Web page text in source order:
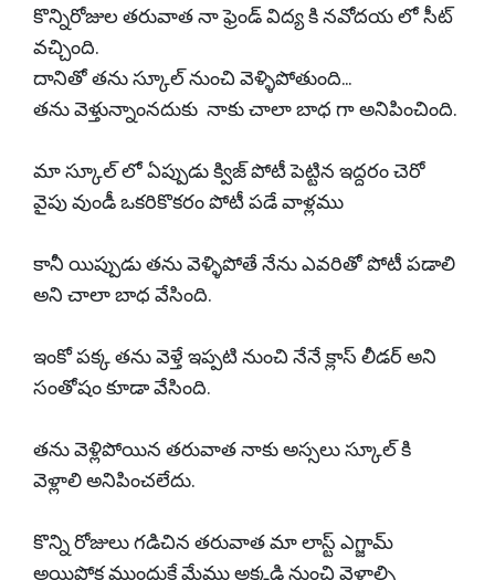
కొన్నిరోజుల తరువాత నా ఫ్రెండ్ విద్య కి నవోదయ లో సీట్
వచ్చింది.
దానితో తను స్కూల్ నుంచి వెళ్ళిపోతుంది...
తను వెళ్తున్నాంనదుకు నాకు చాలా బాధ గా అనిపించింది.
మా స్కూల్ లో ఏప్పుడు క్విజ్ పోటీ పెట్టిన ఇద్దరం చెరో
వైపు వుండీ ఒకరికొకరం పోటీ పడే వాళ్లము
కానీ యిప్పుడు తను వెళ్ళిపోతే నేను ఎవరితో పోటీ పడాలి
అని చాలా బాధ వేసింది.
ఇంకో పక్క తను వెళ్తే ఇప్పటి నుంచి నేనే క్లాస్ లీడర్ అని
సంతోషం కూడా వేసింది.
తను వెళ్లిపోయిన తరువాత నాకు అస్సలు స్కూల్ కి
వెళ్లాలి అనిపించలేదు.
కొన్ని రోజులు గడిచిన తరువాత మా లాస్ట్ ఎగ్జామ్